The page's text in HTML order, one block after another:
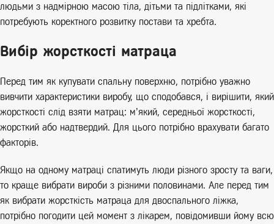
людьми з надмірною масою тіла, дітьми та підлітками, які
потребують коректного розвитку постави та хребта.
Вибір жорсткості матраца
Перед тим як купувати спальну поверхню, потрібно уважно
вивчити характеристики виробу, що сподобався, і вирішити, який
жорсткості слід взяти матрац: м’який, середньої жорсткості,
жорсткий або надтвердий. Для цього потрібно врахувати багато
факторів.
Якщо на одному матраці спатимуть люди різного зросту та ваги,
то краще вибрати вироби з різними половинами. Але перед тим
як вибрати жорсткість матраца для двоспального ліжка,
потрібно погодити цей момент з лікарем, повідомивши йому всю